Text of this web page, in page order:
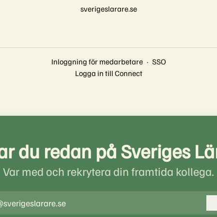
sverigeslarare.se
Inloggning för medarbetare · SSO
Logga in till Connect
du redan på Sveriges
Var med och rekrytera din framtida kollega.